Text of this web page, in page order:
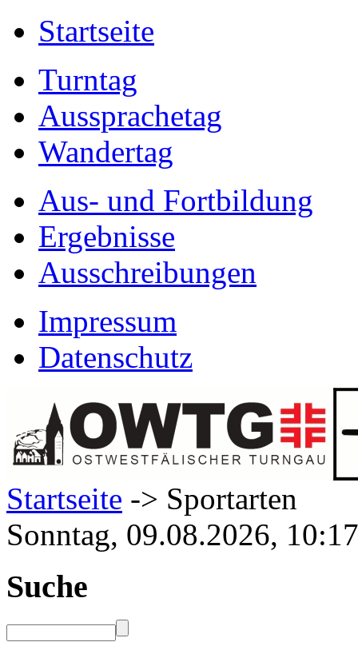
Startseite
Turntag
Aussprachetag
Wandertag
Aus- und Fortbildung
Ergebnisse
Ausschreibungen
Impressum
Datenschutz
Startseite -> Sportarten
Sonntag, 09.08.2026,
Suche